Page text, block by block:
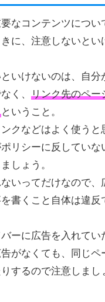
なコンテンツについ
に、注意しないとい
いけないのは、自分
く、 リンク先のペー
ということ。
クなどはよく使うと
リシーに反していな
しょう。
いってだけなので、
書くこと自体は違反
ーに広告を入れてい
がなくても、同じペ
するので注意しまし